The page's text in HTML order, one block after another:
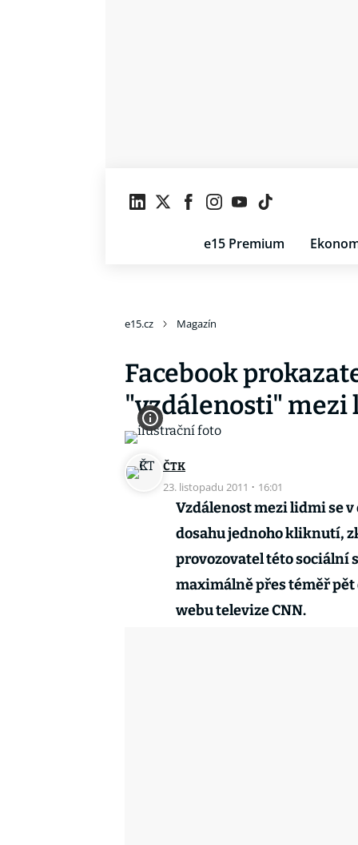
e15 Premium
e15.cz Magazín
Facebook
"vzdálenosti"
ČTK
23. listopadu 2011 · 16:01
Vzdálenost mezi lidmi se
dosahu jednoho kliknutí,
provozovatel této sociální
maximálně přes téměř
webu televize CNN.